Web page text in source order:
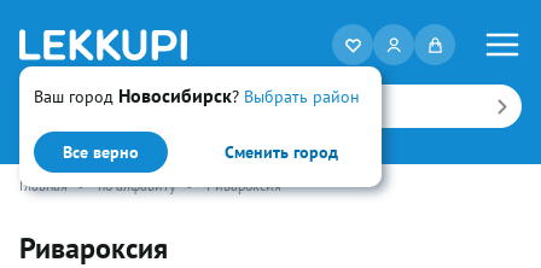
Ваш город Новосибирск? Выбрать район
Все верно Сменить город
Искать
Главная • по алфавиту • Ривароксия
Ривароксия